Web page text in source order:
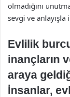
olmadığını
sevgi ve anlayışla
Evlilik
inançların
araya
İnsanlar,